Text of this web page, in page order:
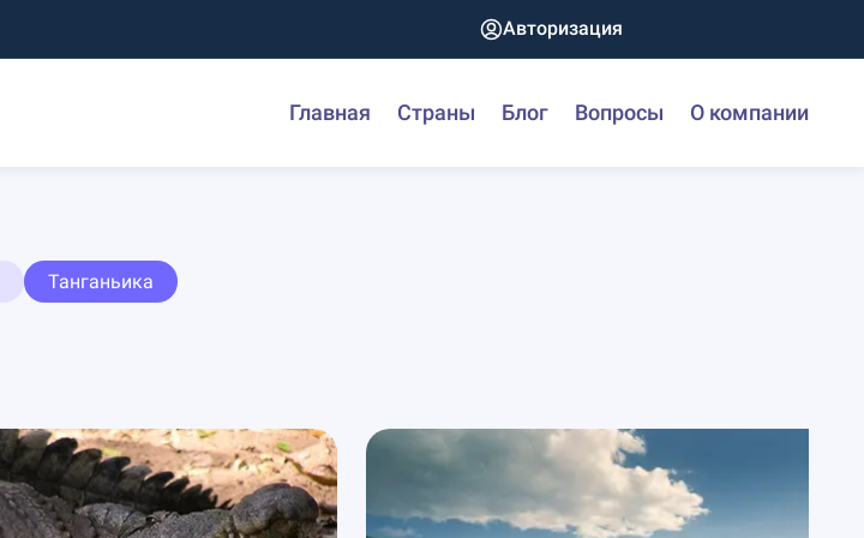
Авторизация
Главная Страны Блог Вопросы О компании
Танганьика